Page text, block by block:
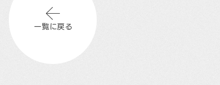
一覧に戻る